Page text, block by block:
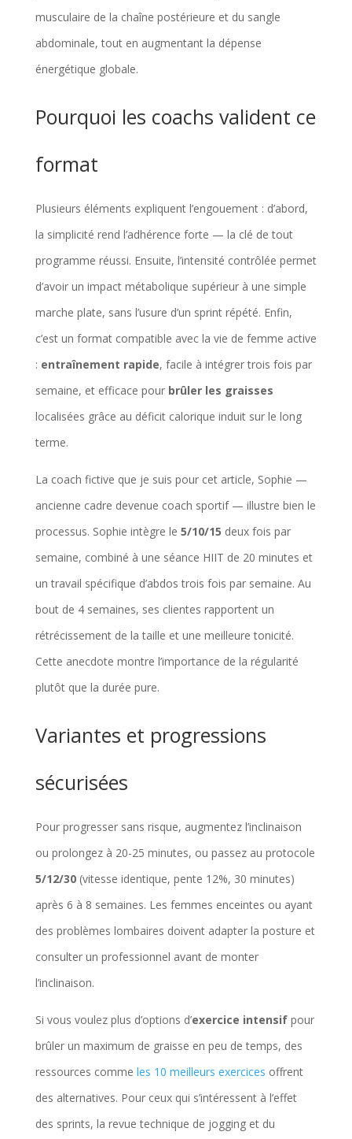
musculaire de la chaîne postérieure et du sangle
abdominale, tout en augmentant la dépense
énergétique globale.
Pourquoi les coachs valident ce
format
Plusieurs éléments expliquent l’engouement : d’abord,
la simplicité rend l’adhérence forte — la clé de tout
programme réussi. Ensuite, l’intensité contrôlée permet
d’avoir un impact métabolique supérieur à une simple
marche plate, sans l’usure d’un sprint répété. Enfin,
c’est un format compatible avec la vie de femme active
: entraînement rapide, facile à intégrer trois fois par
semaine, et efficace pour brûler les graisses
localisées grâce au déficit calorique induit sur le long
terme.
La coach fictive que je suis pour cet article, Sophie —
ancienne cadre devenue coach sportif — illustre bien le
processus. Sophie intègre le 5/10/15 deux fois par
semaine, combiné à une séance HIIT de 20 minutes et
un travail spécifique d’abdos trois fois par semaine. Au
bout de 4 semaines, ses clientes rapportent un
rétrécissement de la taille et une meilleure tonicité.
Cette anecdote montre l’importance de la régularité
plutôt que la durée pure.
Variantes et progressions
sécurisées
Pour progresser sans risque, augmentez l’inclinaison
ou prolongez à 20-25 minutes, ou passez au protocole
5/12/30(vitesse identique, pente 12%, 30 minutes)
après 6 à 8 semaines. Les femmes enceintes ou ayant
des problèmes lombaires doivent adapter la posture et
consulter un professionnel avant de monter
l’inclinaison.
Si vous voulez plus d’options d’exercice intensifpour
brûler un maximum de graisse en peu de temps, des
ressources comme les 10 meilleurs exercices offrent
des alternatives. Pour ceux qui s’intéressent à l’effet
des sprints, la revue technique de jogging et du